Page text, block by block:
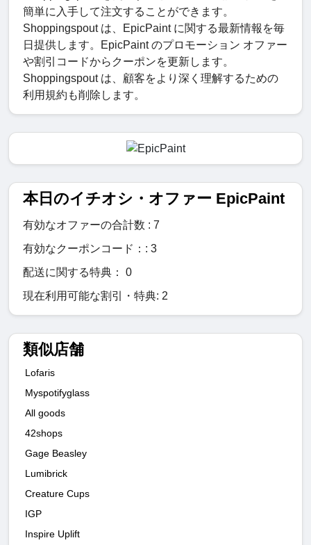
簡単に入手して注文することができます。
Shoppingspout は、EpicPaint に関する最新情報を毎
日提供します。EpicPaint のプロモーション オファー
や割引コードからクーポンを更新します。
Shoppingspout は、顧客をより深く理解するための
利用規約も削除します。
本日のイチオシ・オファー EpicPaint
有効なオファーの合計数 : 7
有効なクーポンコード：: 3
配送に関する特典： 0
現在利用可能な割引・特典: 2
類似店舗
Lofaris
Myspotifyglass
All goods
42shops
Gage Beasley
Lumibrick
Creature Cups
IGP
Inspire Uplift